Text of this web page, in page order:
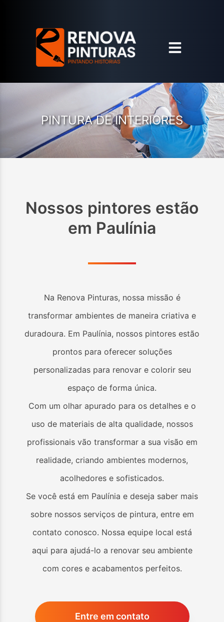
PINTURA DE INTERIORES
Nossos pintores estão
em Paulínia
Na Renova Pinturas, nossa missão é
transformar ambientes de maneira criativa e
duradoura. Em Paulínia, nossos pintores estão
prontos para oferecer soluções
personalizadas para renovar e colorir seu
espaço de forma única.
Com um olhar apurado para os detalhes e o
uso de materiais de alta qualidade, nossos
profissionais vão transformar a sua visão em
realidade, criando ambientes modernos,
acolhedores e sofisticados.
Se você está em Paulínia e deseja saber mais
sobre nossos serviços de pintura, entre em
contato conosco. Nossa equipe local está
aqui para ajudá-lo a renovar seu ambiente
com cores e acabamentos perfeitos.
Entre em contato